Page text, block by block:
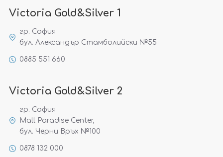
Victoria Gold&Silver 1
гр. София
бул. Александър Стамболийски №55
0885 551 660
Victoria Gold&Silver 2
гр. София
Mall Paradise Center,
бул. Черни Връх №100
0878 132 000